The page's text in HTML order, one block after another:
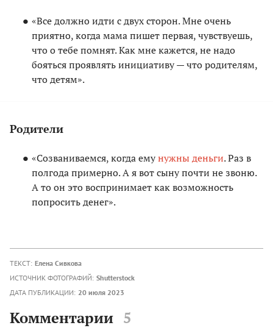
«Все должно идти с двух сторон. Мне очень
приятно, когда мама пишет первая, чувствуешь,
что о тебе помнят. Как мне кажется, не надо
бояться проявлять инициативу — что родителям,
что детям».
Родители
«Созваниваемся, когда емунужны деньги. Раз в
полгода примерно. А я вот сыну почти не звоню.
А то он это воспринимает как возможность
попросить денег».
ТЕКСТ: Елена Сивкова
ИСТОЧНИК ФОТОГРАФИЙ: Shutterstock
ДАТА ПУБЛИКАЦИИ: 20 июля 2023
Комментарии 5